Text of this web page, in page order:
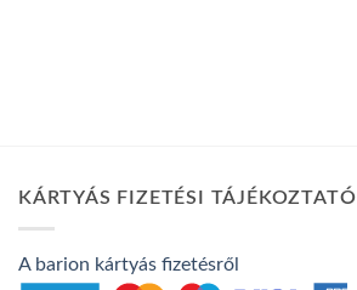
KÁRTYÁS FIZETÉSI TÁJÉKOZTATÓ
A barion kártyás fizetésről